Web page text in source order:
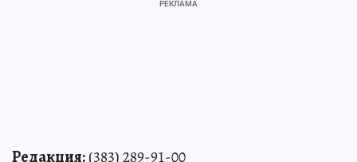
Редакция:(383) 289-91-00